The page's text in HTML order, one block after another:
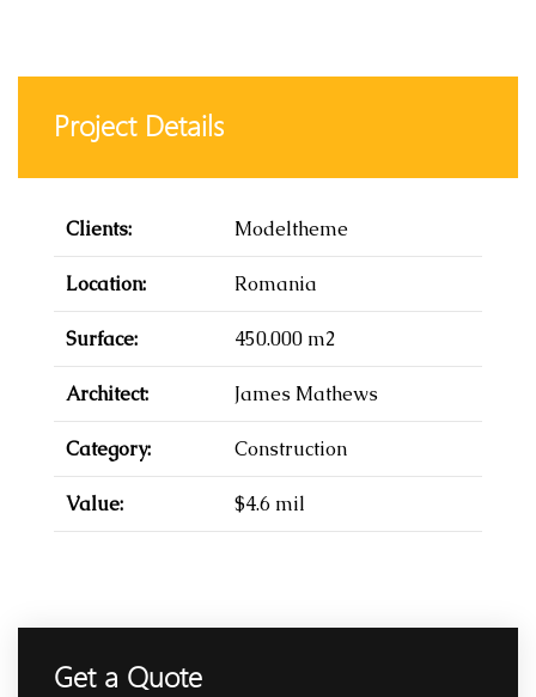
Project Details
Clients: Modeltheme
Location: Romania
Surface: 450.000 m2
Architect: James Mathews
Category: Construction
Value: $4.6 mil
Get a Quote